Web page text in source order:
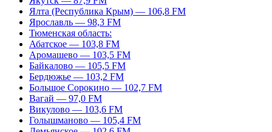
Ялта (Республика Крым) — 106,8 FM
Ярославль — 98,3 FM
Тюменская область:
Абатское — 103,8 FM
Аромашево — 103,5 FM
Байкалово — 105,5 FM
Бердюжье — 103,2 FM
Большое Сорокино — 102,7 FM
Вагай — 97,0 FM
Викулово — 103,6 FM
Голышманово — 105,4 FM